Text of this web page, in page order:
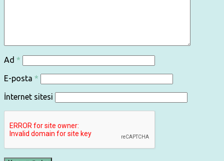
Ad *
E-posta *
İnternet sitesi